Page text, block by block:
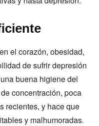
el corazón, obesidad,
de sufrir depresión
buena higiene del
concentración, poca
recientes, y hace que
y malhumoradas.